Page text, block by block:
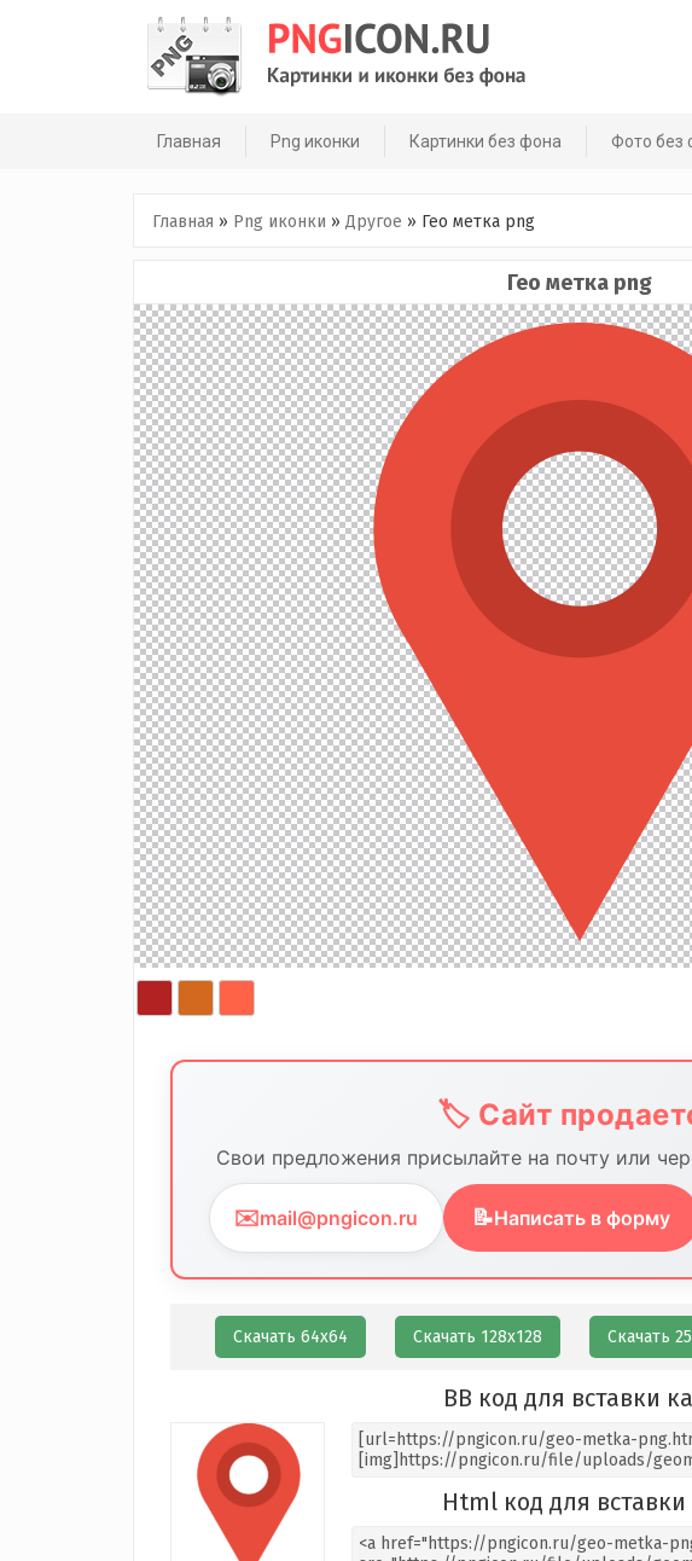
Главная Png иконки Картинки без фона Фото без
Главная » Png иконки » Другое » Гео метка png
Гео метка png
🏷️ Сайт
Свои предложения присылайте на почту или
✉️mail@pngicon.ru 📝Написать в форму
Скачать 64х64 Скачать 128х128 Скачать
BB код для вставки
Html код для